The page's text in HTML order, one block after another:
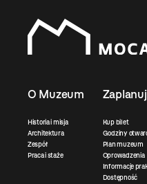
O Muzeum
Historia i misja
Architektura
Zespół
Praca i staże
Kup bilet
Godziny
Plan muzeum
Oprowadzenia
Informacje
Dostępność